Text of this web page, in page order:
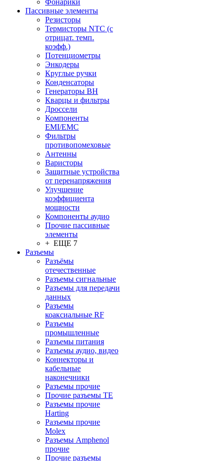
Фонарики
Пассивные элементы
Резисторы
Термисторы NTC (с
отрицат. темп.
коэфф.)
Потенциометры
Энкодеры
Круглые ручки
Конденсаторы
Генераторы ВН
Кварцы и фильтры
Дроссели
Компоненты
EMI/EMC
Фильтры
противопомеховые
Антенны
Варисторы
Защитные устройства
от перенапряжения
Улучшение
коэффициента
мощности
Компоненты аудио
Прочие пассивные
элементы
+ ЕЩЕ 7
Разъeмы
Разъёмы
отечественные
Разъeмы сигнальные
Разъeмы для передачи
данных
Разъeмы
коаксиальные RF
Разъeмы
промышленные
Разъeмы питания
Разъeмы аудио, видео
Коннекторы и
кабельные
наконечники
Разъeмы прочие
Прочие разъемы TE
Разъемы прочие
Harting
Разъемы прочие
Molex
Разъемы Amphenol
прочие
Прочие разъемы